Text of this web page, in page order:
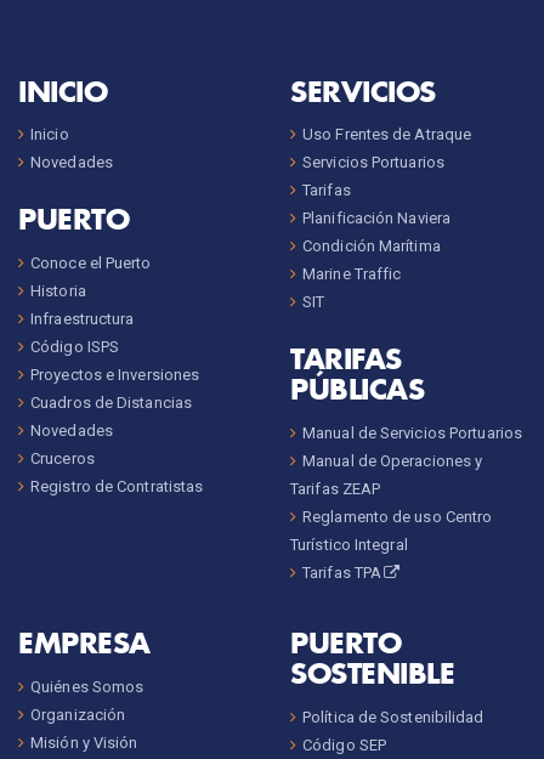
INICIO
Inicio
Novedades
PUERTO
Conoce el Puerto
Historia
Infraestructura
Código ISPS
Proyectos e Inversiones
Cuadros de Distancias
Novedades
Cruceros
Registro de Contratistas
SERVICIOS
Uso Frentes de Atraque
Servicios Portuarios
Tarifas
Planificación Naviera
Condición Marítima
Marine Traffic
SIT
TARIFAS
PÚBLICAS
Manual de Servicios Portuarios
Manual de Operaciones y
Tarifas ZEAP
Reglamento de uso Centro
Turístico Integral
Tarifas TPA
EMPRESA
Quiénes Somos
Organización
Misión y Visión
PUERTO
SOSTENIBLE
Política de Sostenibilidad
Código SEP